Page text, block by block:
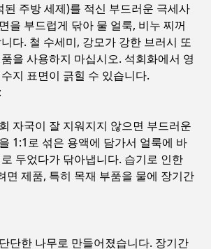
된 주방 세제)를 적신 부드러운 극세사
을 부드럽게 닦아 물 얼룩, 비누 찌꺼
다. 철 수세미, 강모가 강한 ​​브러시 또
을 사용하지 마십시오. 석회화에서 영
지 표면이 긁힐 수 있습니다.
자국이 잘 지워지지 않으면 부드러운
1:1로 섞은 용액에 담가서 얼룩에 바
두었다가 닦아냅니다. 습기로 인한
면 제품, 특히 목재 부품을 물에 장기간
단한 나무로 만들어졌습니다. 장기간